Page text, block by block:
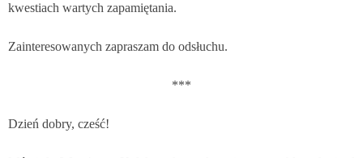
kwestiach wartych zapamiętania.
Zainteresowanych zapraszam do odsłuchu.
***
Dzień dobry, cześć!